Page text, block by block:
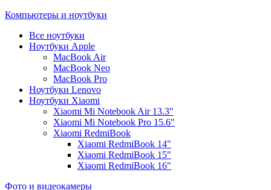
Компьютеры и ноутбуки
Все ноутбуки
Ноутбуки Apple
MacBook Air
MacBook Neo
MacBook Pro
Ноутбуки Lenovo
Ноутбуки Xiaomi
Xiaomi Mi Notebook Air 13.3"
Xiaomi Mi Notebook Pro 15.6"
Xiaomi RedmiBook
Xiaomi RedmiBook 14"
Xiaomi RedmiBook 15"
Xiaomi RedmiBook 16"
Фото и видеокамеры